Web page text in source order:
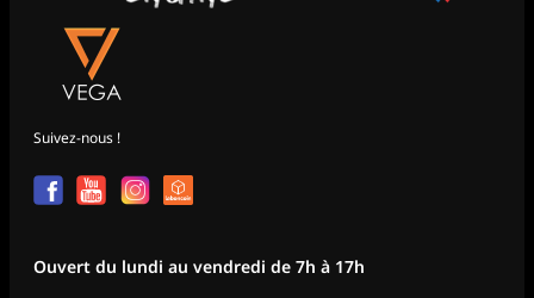
Suivez-nous !
Ouvert du lundi au vendredi de 7h à 17h